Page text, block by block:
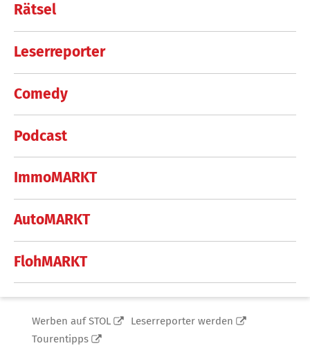
Rätsel
Leserreporter
Comedy
Podcast
ImmoMARKT
AutoMARKT
FlohMARKT
Werben auf STOL
Leserreporter werden
Tourentipps